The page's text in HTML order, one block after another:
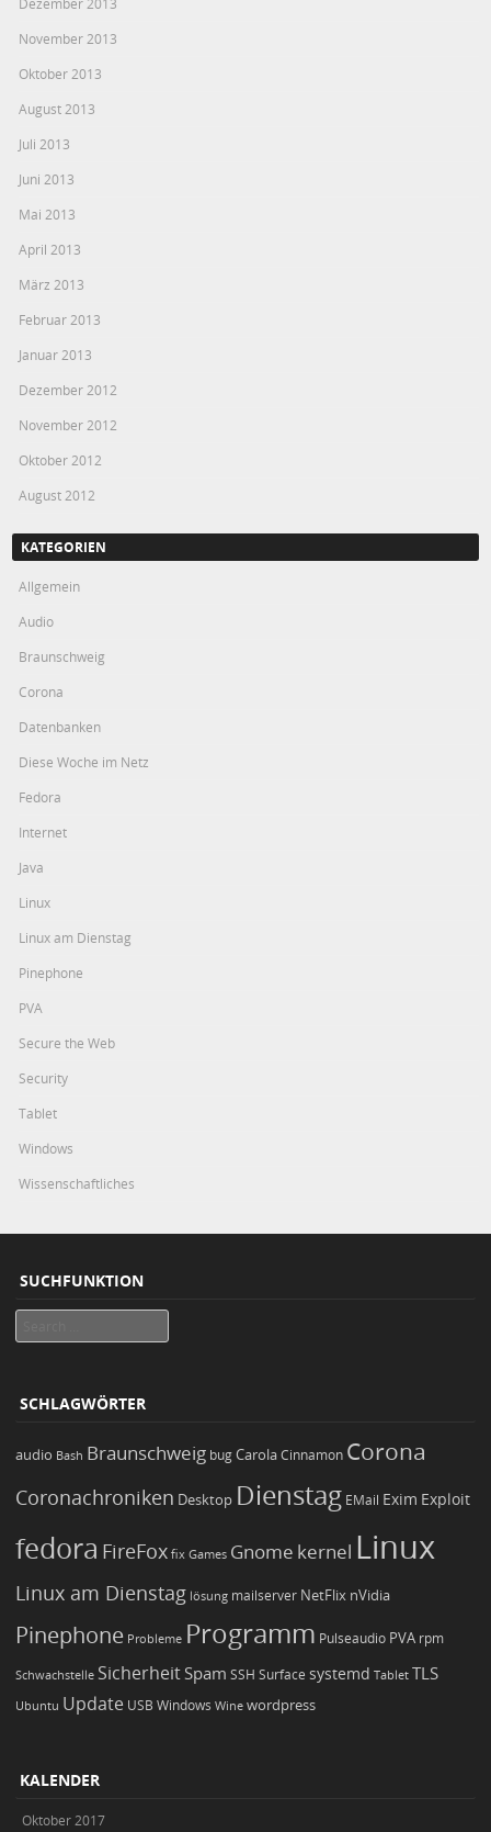
Dezember 2013
November 2013
Oktober 2013
August 2013
Juli 2013
Juni 2013
Mai 2013
April 2013
März 2013
Februar 2013
Januar 2013
Dezember 2012
November 2012
Oktober 2012
August 2012
KATEGORIEN
Allgemein
Audio
Braunschweig
Corona
Datenbanken
Diese Woche im Netz
Fedora
Internet
Java
Linux
Linux am Dienstag
Pinephone
PVA
Secure the Web
Security
Tablet
Windows
Wissenschaftliches
SUCHFUNKTION
SCHLAGWÖRTER
audio Bash Braunschweig bugCarola Cinnamon Corona
Coronachroniken Desktop Dienstag EMail Exim Exploit
fedora FireFox fix Games Gnome kernel Linux
Linux am Dienstag lösung mailserver NetFlix nVidia
Pinephone Probleme Programm Pulseaudio PVA rpm
Schwachstelle Sicherheit Spam SSH Surface systemd Tablet TLS
Ubuntu Update USB Windows Wine wordpress
KALENDER
Oktober 2017